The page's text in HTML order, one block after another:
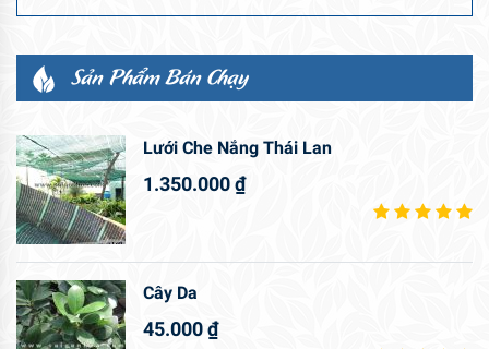
Sản Phẩm Bán Chạy
Lưới Che Nắng Thái Lan
1.350.000₫
Cây Da
45.000₫